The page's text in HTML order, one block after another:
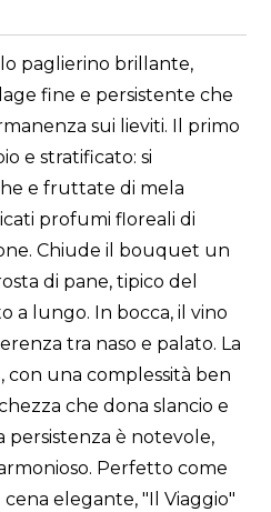
paglierino brillante,
fine e persistente che
sui lieviti. Il primo
e stratificato: si
e fruttate di mela
profumi floreali di
Chiude il bouquet un
di pane, tipico del
a lungo. In bocca, il vino
tra naso e palato. La
una complessità ben
che dona slancio e
persistenza è notevole,
Perfetto come
cena elegante, "Il Viaggio"